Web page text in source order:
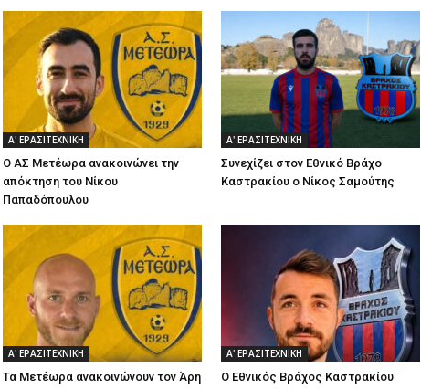
Α' ΕΡΑΣΙΤΕΧΝΙΚΗ
Ο ΑΣ Μετέωρα ανακοινώνει την
απόκτηση του Νίκου
Παπαδόπουλου
Α' ΕΡΑΣΙΤΕΧΝΙΚΗ
Συνεχίζει στον Εθνικό Βράχο
Καστρακίου ο Νίκος Σαμούτης
Α' ΕΡΑΣΙΤΕΧΝΙΚΗ
Τα Μετέωρα ανακοινώνουν τον Άρη
Α' ΕΡΑΣΙΤΕΧΝΙΚΗ
Ο Εθνικός Βράχος Καστρακίου